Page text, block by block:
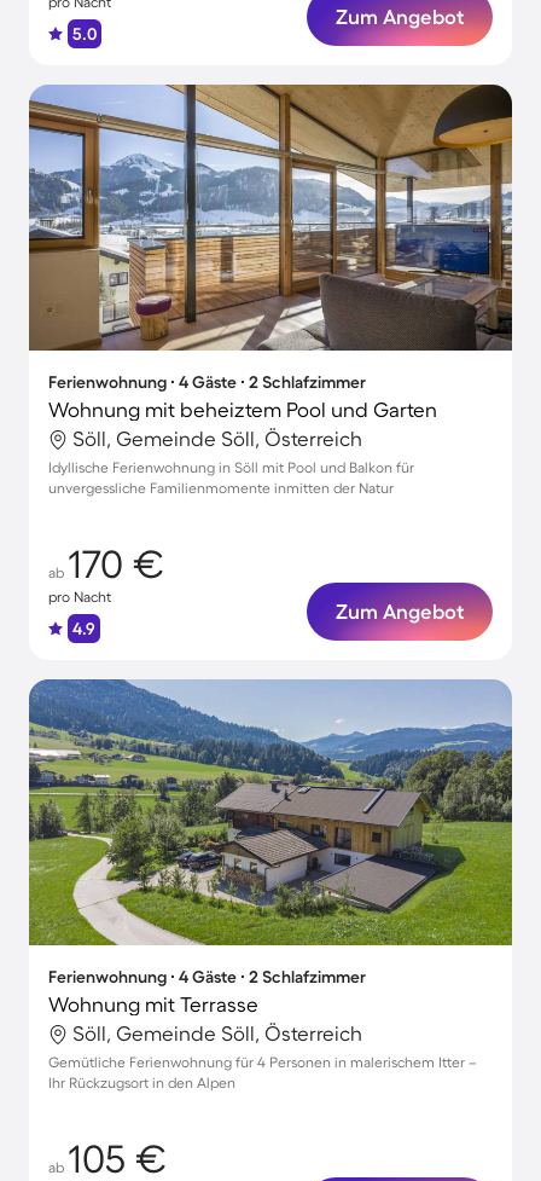
5.0
Zum Angebot
Ferienwohnung ∙ 4 Gäste ∙ 2 Schlafzimmer
Wohnung mit beheiztem Pool und Garten
Söll, Gemeinde Söll, Österreich
Idyllische Ferienwohnung in Söll mit Pool und Balkon für
unvergessliche Familienmomente inmitten der Natur
ab 170 €
pro Nacht
4.9
Zum Angebot
Ferienwohnung ∙ 4 Gäste ∙ 2 Schlafzimmer
Wohnung mit Terrasse
Söll, Gemeinde Söll, Österreich
Gemütliche Ferienwohnung für 4 Personen in malerischem Itter –
Ihr Rückzugsort in den Alpen
ab 105 €